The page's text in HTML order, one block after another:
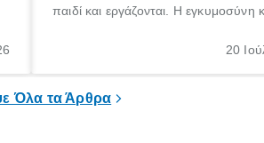
παιδί και εργάζονται. Η εγκυμοσύνη
σημαντική περίοδος στη ζωή κάθε
20
Όλα τα Άρθρα